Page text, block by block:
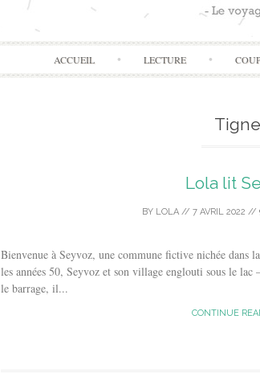
ACCUEIL LECTURE
Lola lit
BY LOLA// 7 AVRIL 2022 //
Bienvenue à Seyvoz, une commune fictive nichée dans
les années 50, Seyvoz et son village englouti sous le
le barrage, il...
CONTINUE